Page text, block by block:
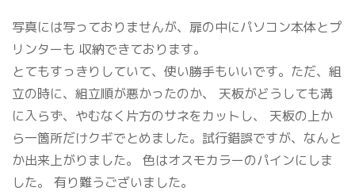
写真には写っておりませんが、扉の中にパソコン本体とプ
リンターも 収納できております。
とてもすっきりしていて、使い勝手もいいです。ただ、組
立の時に、組立順が悪かったのか、 天板がどうしても溝
に入らず、やむなく片方のサネをカットし、 天板の上か
ら一箇所だけクギでとめました。試行錯誤ですが、なんと
か出来上がりました。 色はオスモカラーのパインにしま
した。 有り難うございました。